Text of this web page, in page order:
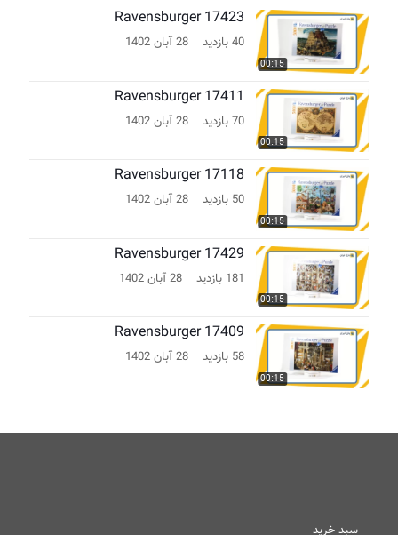
00:15
Ravensburger 17423
40 بازدید 28 آبان 1402
00:15
Ravensburger 17411
70 بازدید 28 آبان 1402
00:15
Ravensburger 17118
50 بازدید 28 آبان 1402
00:15
Ravensburger 17429
181 بازدید 28 آبان 1402
00:15
Ravensburger 17409
58 بازدید 28 آبان 1402
سبد خرید